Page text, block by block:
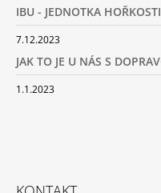
IBU - JEDNOTKA
7.12.2023
JAK TO JE U NÁS S
1.1.2023